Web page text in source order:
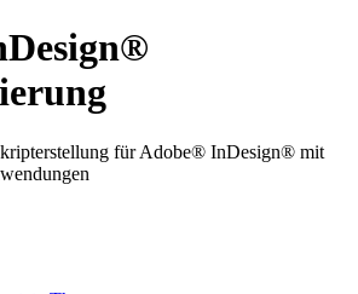
für Adobe® InDesign® mit